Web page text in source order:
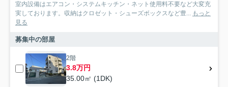
室内設備はエアコン・システムキッチン・ネット使用料不要など大変充
実しております。収納はクロゼット・シューズボックスなど豊... もっと
見る
募集中の部屋
2階
3.8万円
35.00㎡ (1DK)